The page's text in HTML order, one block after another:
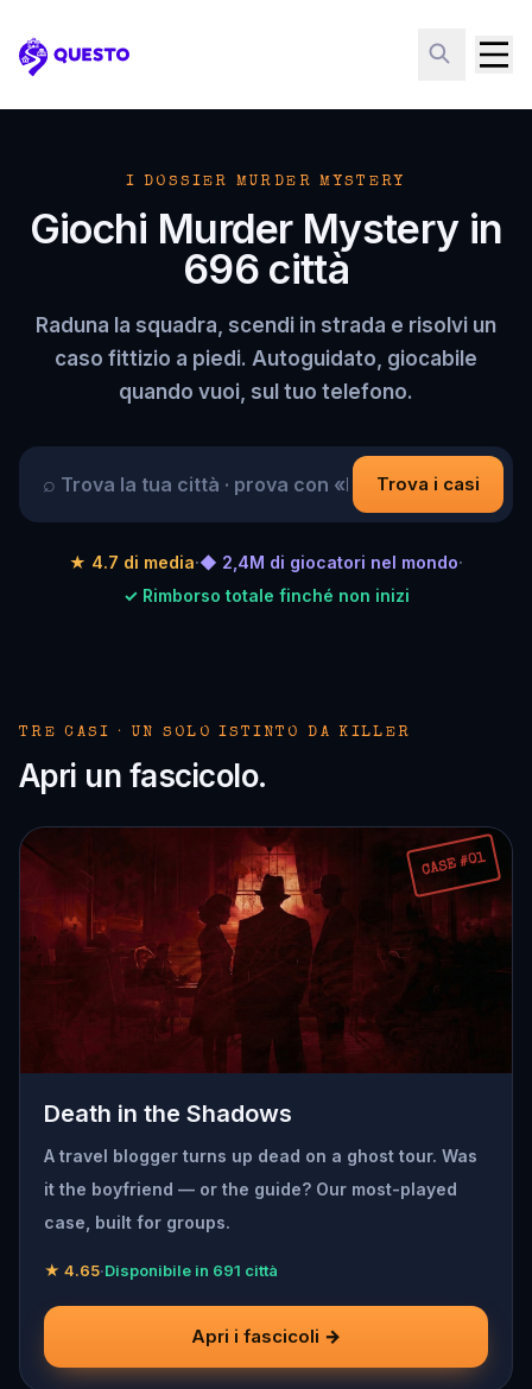
Questo
I DOSSIER MURDER MYSTERY
Giochi Murder Mystery in
696 città
Raduna la squadra, scendi in strada e risolvi un
caso fittizio a piedi. Autoguidato, giocabile
quando vuoi, sul tuo telefono.
⌕ Trova i casi
★ 4.7 di media·◆ 2,4M di giocatori nel mondo·
✓ Rimborso totale finché non inizi
TRE CASI · UN SOLO ISTINTO DA KILLER
Apri un fascicolo.
CASE #01
Death in the Shadows
A travel blogger turns up dead on a ghost tour. Was
it the boyfriend — or the guide? Our most-played
case, built for groups.
★ 4.65·Disponibile in 691 città
Apri i fascicoli →